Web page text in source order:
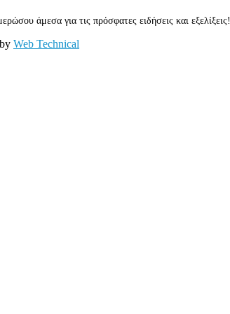
άμεσα για τις πρόσφατες ειδήσεις και εξελίξεις!
Web Technical